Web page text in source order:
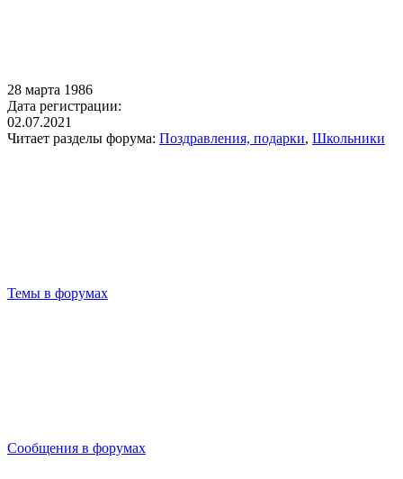
28 марта 1986
Дата регистрации:
02.07.2021
Читает разделы форума: Поздравления, подарки, Школьники
Темы в форумах
Сообщения в форумах